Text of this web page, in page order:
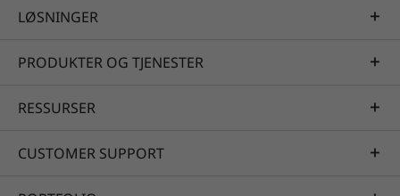
Enhetsstøtte hele
høy lyd- og bildekvalitet, innebygde Microsoft-
LØSNINGER
PRODUKTER OG TJENESTER
RESSURSER
CUSTOMER SUPPORT